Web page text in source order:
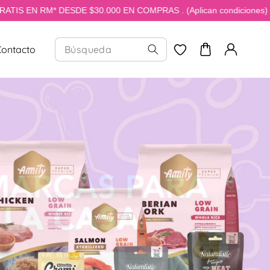
$30.000 EN COMPRAS . (Aplican condiciones)